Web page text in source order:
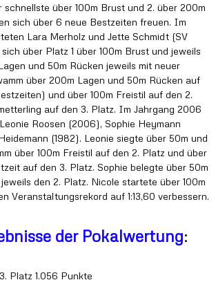
schnellste über 100m Brust und 2. über 200m
sich über 6 neue Bestzeiten freuen. Im
Lara Merholz und Jette Schmidt (SV
über Platz 1 über 100m Brust und jeweils
und 50m Rücken jeweils mit neuer
über 200m Lagen und 50m Rücken auf
und über 100m Freistil auf den 2.
auf den 3. Platz. Im Jahrgang 2006
Roosen (2006), Sophie Heymann
(1982). Leonie siegte über 50m und
über 100m Freistil auf den 2. Platz und über
auf den 3. Platz. Sophie belegte über 50m
den 2. Platz. Nicole startete über 100m
Veranstaltungsrekord auf 1:13,60 verbessern.
der Pokalwertung:
Platz 1.056 Punkte